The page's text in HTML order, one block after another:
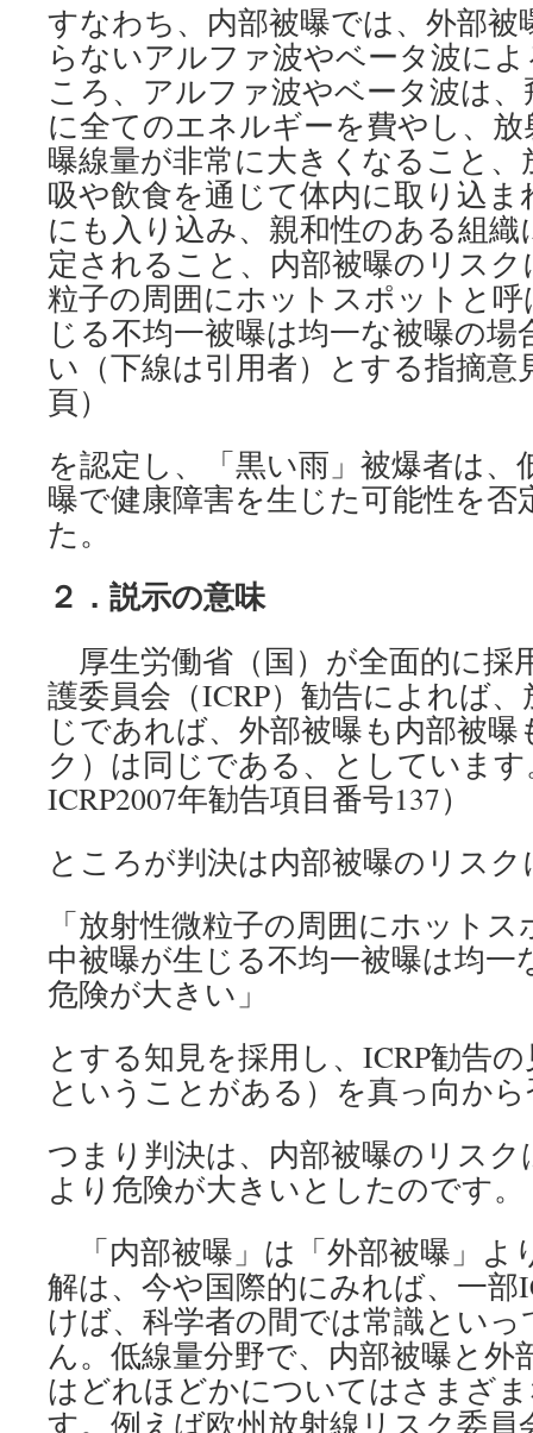
すなわち、内部被曝では、外部
らないアルファ波やベータ波に
ころ、アルファ波やベータ波は
に全てのエネルギーを費やし、
曝線量が非常に大きくなること、
吸や飲食を通じて体内に取り込
にも入り込み、親和性のある組
定されること、内部被曝のリス
粒子の周囲にホットスポットと
じる不均一被曝は均一な被曝の
い（下線は引用者）とする指摘意
頁）
を認定し、「黒い雨」被爆者は、
曝で健康障害を生じた可能性を
た。
２．説示の意味
厚生労働省（国）が全面的に採
護委員会（ICRP）勧告によれば
じであれば、外部被曝も内部被
ク）は同じである、としていま
ICRP2007年勧告項目番号137）
ところが判決は内部被曝のリス
「放射性微粒子の周囲にホット
中被曝が生じる不均一被曝は均一
危険が大きい」
とする知見を採用し、ICRP勧告
ということがある）を真っ向か
つまり判決は、内部被曝のリス
より危険が大きいとしたのです。
「内部被曝」は「外部被曝」よ
解は、今や国際的にみれば、一部
けば、科学者の間では常識とい
ん。低線量分野で、内部被曝と外
はどれほどかについてはさまざ
す。例えば欧州放射線リスク委員